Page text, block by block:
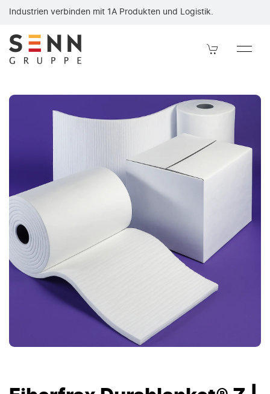
Fiberfrax Durablanket Z Keramikfaser-Matten — vertrieben
Industrien verbinden mit 1A Produkten und Logistik.